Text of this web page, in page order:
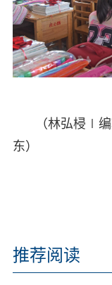
（林弘梫∣
东）
推荐阅读